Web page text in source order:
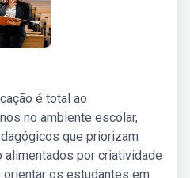
é total ao
no ambiente escolar,
que priorizam
alimentados por criatividade
os estudantes em